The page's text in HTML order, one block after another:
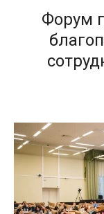
Форум